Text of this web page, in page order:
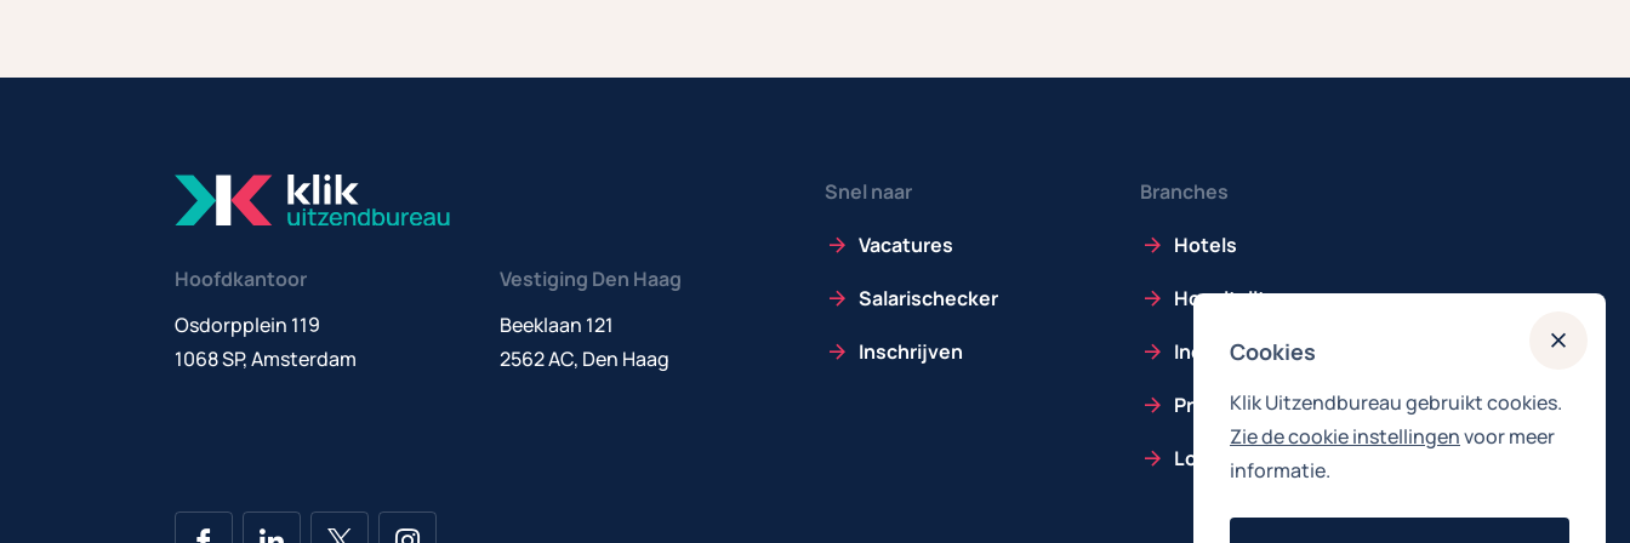
Hoofdkantoor
Osdorpplein 119
1068 SP, Amsterdam
Vestiging Den Haag
Beeklaan 121
2562 AC, Den Haag
Snel naar
Vacatures
Salarischecker
Inschrijven
Branches
Hotels
Hospitality
Industrie
Productie
Logistiek
Cookies
Klik Uitzendbureau gebruikt cookies.
Zie de cookie instellingenvoor meer
informatie.